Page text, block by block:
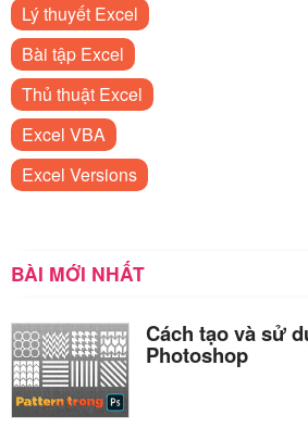
Lý thuyết Excel
Bài tập Excel
Thủ thuật Excel
Excel VBA
Excel Versions
BÀI MỚI NHẤT
Cách tạo và sử
Photoshop